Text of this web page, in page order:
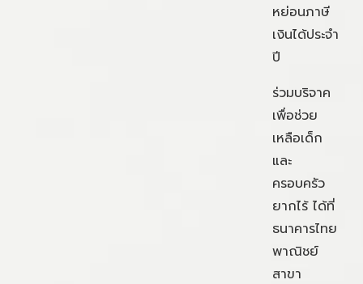
หย่อนภาษี
เงินได้ประจำ
ปี
ร่วมบริจาค
เพื่อช่วย
เหลือเด็ก
และ
ครอบครัว
ยากไร้ ได้ที่
ธนาคารไทย
พาณิชย์
สาขา